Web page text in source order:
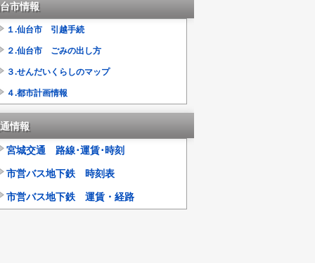
市情報
１.仙台市 引越手続
２.仙台市 ごみの出し方
３.せんだいくらしのマップ
４.都市計画情報
情報
宮城交通 路線･運賃･時刻
市営バス地下鉄 時刻表
市営バス地下鉄 運賃・経路